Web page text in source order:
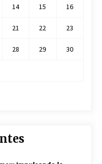
14 15 16
21 22 23
28 29 30